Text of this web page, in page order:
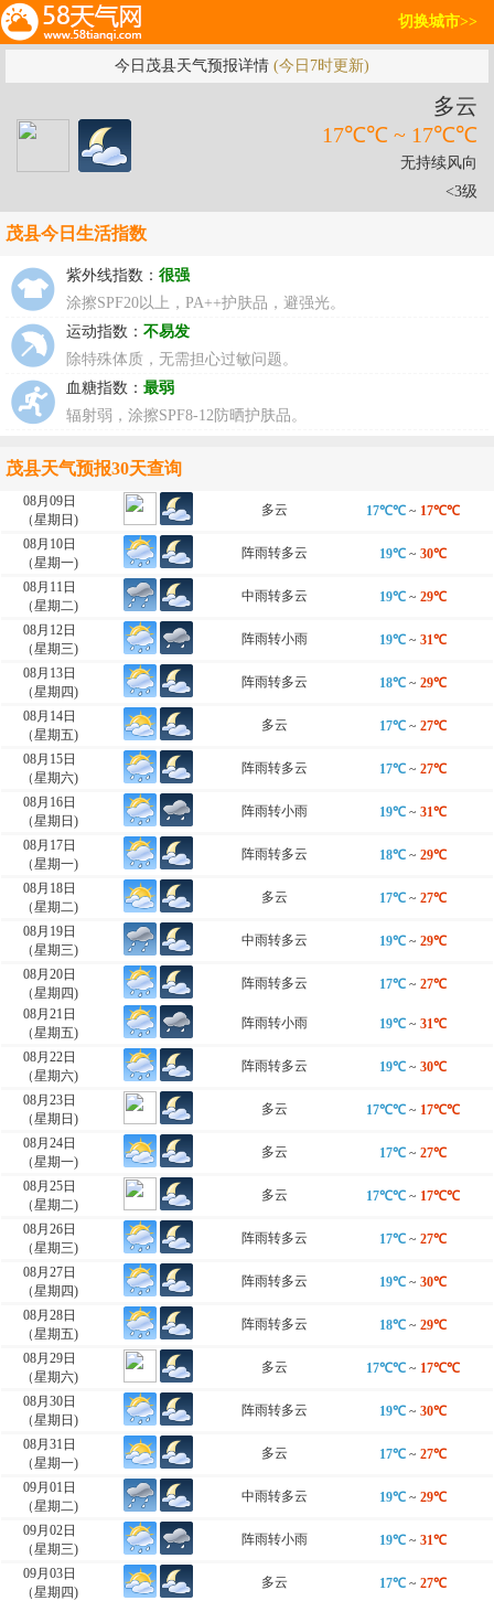
切换城市>>
今日茂县天气预报详情(今日7时更新)
多云
17℃℃ ~ 17℃℃
无持续风向
<3级
茂县今日生活指数
紫外线指数： 很强
涂擦SPF20以上，PA++护肤品，避强光。
运动指数： 不易发
除特殊体质，无需担心过敏问题。
血糖指数： 最弱
辐射弱，涂擦SPF8-12防晒护肤品。
茂县天气预报30天查询
08月09日
（星期日)
多云 17℃℃~ 17℃℃
08月10日
（星期一)
阵雨转多云 19℃~ 30℃
08月11日
（星期二)
中雨转多云 19℃~ 29℃
08月12日
（星期三)
阵雨转小雨 19℃~ 31℃
08月13日
（星期四)
阵雨转多云 18℃~ 29℃
08月14日
（星期五)
多云 17℃~ 27℃
08月15日
（星期六)
阵雨转多云 17℃~ 27℃
08月16日
（星期日)
阵雨转小雨 19℃~ 31℃
08月17日
（星期一)
阵雨转多云 18℃~ 29℃
08月18日
（星期二)
多云 17℃~ 27℃
08月19日
（星期三)
中雨转多云 19℃~ 29℃
08月20日
（星期四)
阵雨转多云 17℃~ 27℃
08月21日
（星期五)
阵雨转小雨 19℃~ 31℃
08月22日
（星期六)
阵雨转多云 19℃~ 30℃
08月23日
（星期日)
多云 17℃℃~ 17℃℃
08月24日
（星期一)
多云 17℃~ 27℃
08月25日
（星期二)
多云 17℃℃~ 17℃℃
08月26日
（星期三)
阵雨转多云 17℃~ 27℃
08月27日
（星期四)
阵雨转多云 19℃~ 30℃
08月28日
（星期五)
阵雨转多云 18℃~ 29℃
08月29日
（星期六)
多云 17℃℃~ 17℃℃
08月30日
（星期日)
阵雨转多云 19℃~ 30℃
08月31日
（星期一)
多云 17℃~ 27℃
09月01日
（星期二)
中雨转多云 19℃~ 29℃
09月02日
（星期三)
阵雨转小雨 19℃~ 31℃
09月03日
（星期四)
多云 17℃~ 27℃